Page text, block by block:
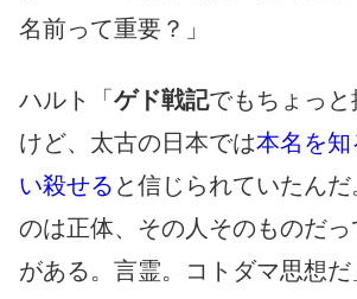
名前って重要？」
ハルト「 ゲド戦記でもちょっ
けど、太古の日本では本名を
い殺せる と信じられていたんだ
のは正体、その人そのものだ
がある。言霊。コトダマ思想だ